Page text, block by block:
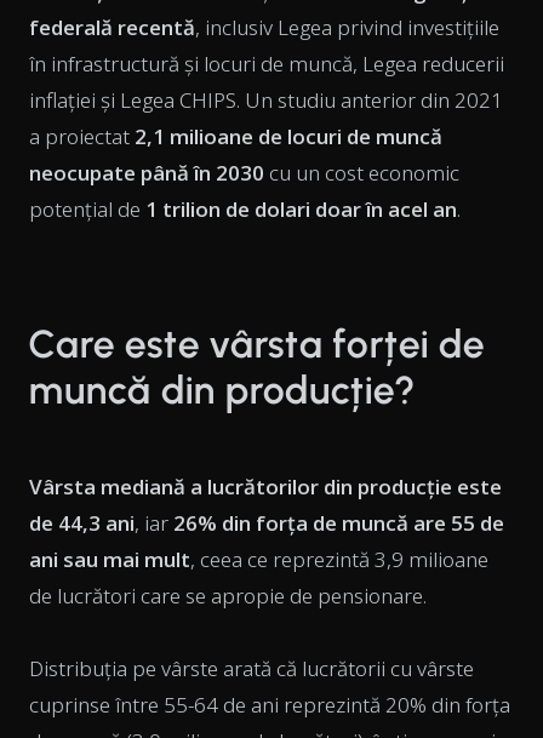
federală recentă, inclusiv Legea privind investițiile
în infrastructură și locuri de muncă, Legea reducerii
inflației și Legea CHIPS. Un studiu anterior din 2021
a proiectat 2,1 milioane de locuri de muncă
neocupate până în 2030 cu un cost economic
potențial de 1 trilion de dolari doar în acel an.
Care este vârsta forței de
muncă din producție?
Vârsta mediană a lucrătorilor din producție este
de 44,3 ani, iar 26% din forța de muncă are 55 de
ani sau mai mult, ceea ce reprezintă 3,9 milioane
de lucrători care se apropie de pensionare.
Distribuția pe vârste arată că lucrătorii cu vârste
cuprinse între 55-64 de ani reprezintă 20% din forța